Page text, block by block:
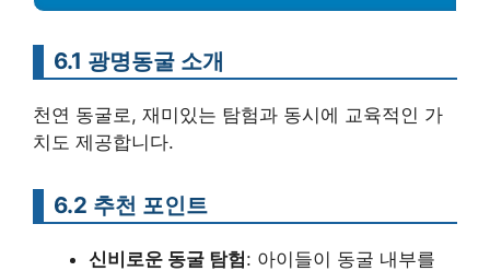
6.1 광명동굴 소개
천연 동굴로, 재미있는 탐험과 동시에 교육적인 가
치도 제공합니다.
6.2 추천 포인트
신비로운 동굴 탐험: 아이들이 동굴 내부를